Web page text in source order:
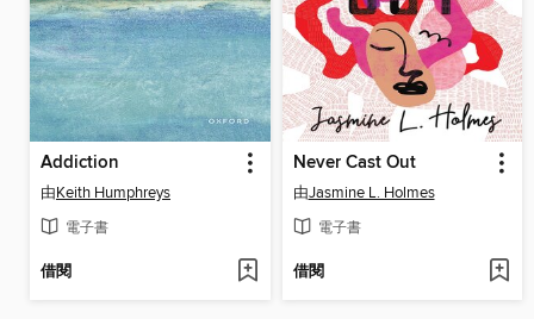
Addiction
由Keith Humphreys
電子書
借閱
Never Cast Out
由Jasmine L. Holmes
電子書
借閱